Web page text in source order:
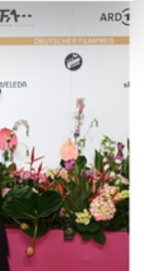
identifizieren
Daten
im
Anzeigen zu
Medien anbieten
Website zu
zu Ihrer
Partner für
weiter. Unsere
mit